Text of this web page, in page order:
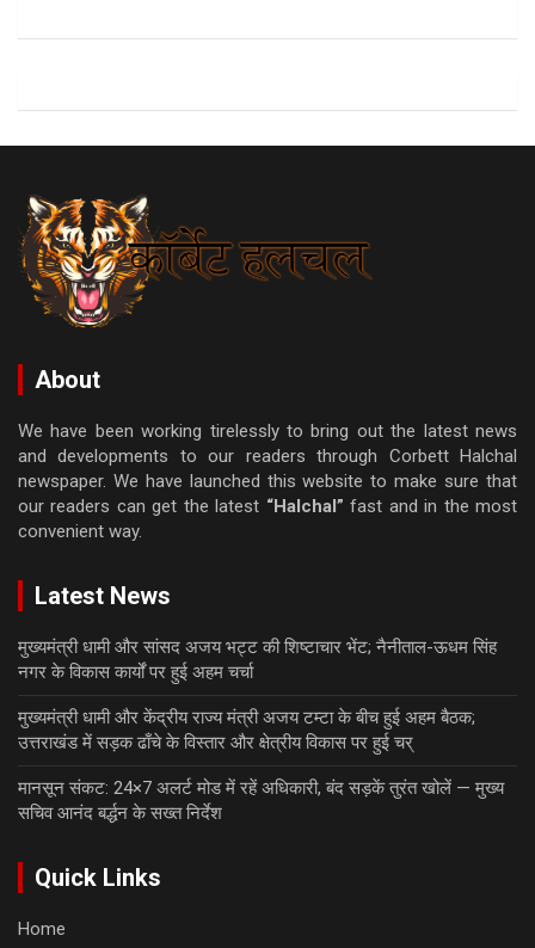
About
We have been working tirelessly to bring out the latest news
and developments to our readers through Corbett Halchal
newspaper. We have launched this website to make sure that
our readers can get the latest “Halchal” fast and in the most
convenient way.
Latest News
मुख्यमंत्री धामी और सांसद अजय भट्ट की शिष्टाचार भेंट; नैनीताल-ऊधम सिंह
नगर के विकास कार्यों पर हुई अहम चर्चा
मुख्यमंत्री धामी और केंद्रीय राज्य मंत्री अजय टम्टा के बीच हुई अहम बैठक;
उत्तराखंड में सड़क ढाँचे के विस्तार और क्षेत्रीय विकास पर हुई चर्
मानसून संकट: 24×7 अलर्ट मोड में रहें अधिकारी, बंद सड़कें तुरंत खोलें — मुख्य
सचिव आनंद बर्द्धन के सख्त निर्देश
Quick Links
Home